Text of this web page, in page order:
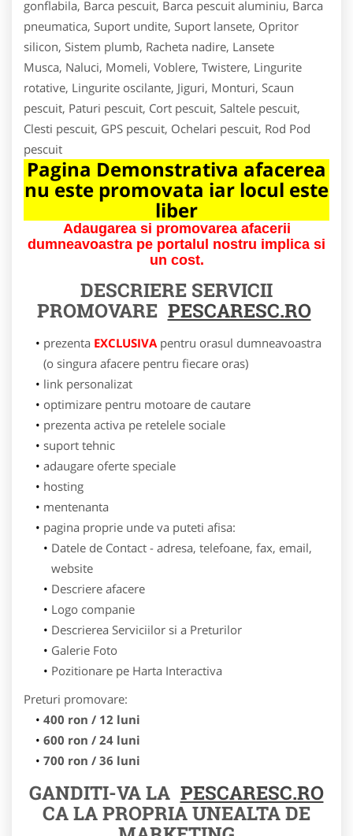
gonflabila, Barca pescuit, Barca pescuit aluminiu, Barca
pneumatica, Suport undite, Suport lansete, Opritor
silicon, Sistem plumb, Racheta nadire, Lansete
Musca, Naluci, Momeli, Voblere, Twistere, Lingurite
rotative, Lingurite oscilante, Jiguri, Monturi, Scaun
pescuit, Paturi pescuit, Cort pescuit, Saltele pescuit,
Clesti pescuit, GPS pescuit, Ochelari pescuit, Rod Pod
pescuit
Pagina Demonstrativa afacerea
nu este promovata iar locul este
liber
Adaugarea si promovarea afacerii
dumneavoastra pe portalul nostru implica si
un cost.
DESCRIERE SERVICII
PROMOVARE PESCARESC.RO
prezenta EXCLUSIVApentru orasul dumneavoastra
(o singura afacere pentru fiecare oras)
link personalizat
optimizare pentru motoare de cautare
prezenta activa pe retelele sociale
suport tehnic
adaugare oferte speciale
hosting
mentenanta
pagina proprie unde va puteti afisa:
Datele de Contact - adresa, telefoane, fax, email,
website
Descriere afacere
Logo companie
Descrierea Serviciilor si a Preturilor
Galerie Foto
Pozitionare pe Harta Interactiva
Preturi promovare:
400 ron / 12 luni
600 ron / 24 luni
700 ron / 36 luni
GANDITI-VA LA PESCARESC.RO
CA LA PROPRIA UNEALTA DE